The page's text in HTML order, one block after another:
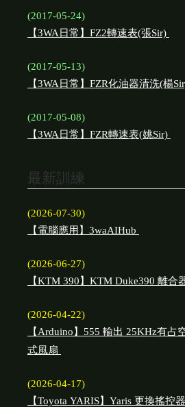
(2017-05-24)
【3WA日常】FZ2轉速表(張Sir)
(2017-05-13)
【3WA日常】FZR化油器清洗(楊
(2017-05-08)
【3WA日常】FZR轉速表(姚Sir)
最新訓練
(2026-07-30)
【電腦應用】3waAIHub
(2026-06-27)
【KTM 390】KTM Duke390 離合
(2026-04-22)
【Arduino】555 輸出 25KHz有占
式風扇
(2026-04-17)
【Toyota YARIS】Yaris 更換搖控